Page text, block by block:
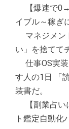
【爆速で
イブル～稼ぎ
マネジメ
い」を捨てて
仕事OS実
す人の1日 「
装書だ。
【副業占
ト鑑定自動化